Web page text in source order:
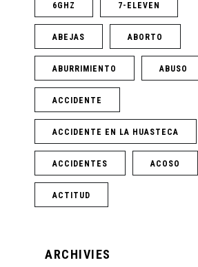
6GHZ 7-ELEVEN
ABEJAS ABORTO
ABURRIMIENTO ABUSO
ACCIDENTE
ACCIDENTE EN LA HUASTECA
ACCIDENTES ACOSO
ACTITUD
ARCHIVIES